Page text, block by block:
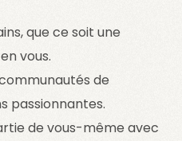
que ce soit une
vous.
de
passionnantes.
de vous-même avec